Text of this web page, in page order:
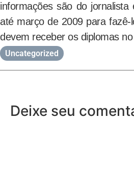
informações são do
até março de 2009 para
devem receber os diplomas
Uncategorized
Deixe seu